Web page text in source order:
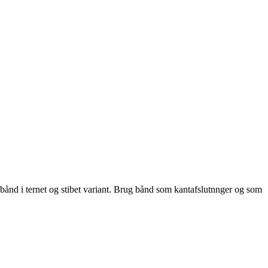
i ternet og stibet variant. Brug bånd som kantafslutnnger og som